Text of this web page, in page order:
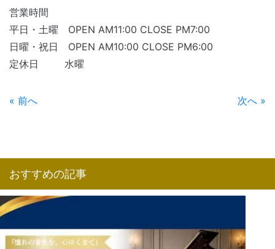
営業時間
平日・土曜 OPEN AM11:00 CLOSE PM7:00
日曜・祝日 OPEN AM10:00 CLOSE PM6:00
定休日 水曜
« 前へ 次へ »
おすすめの記事